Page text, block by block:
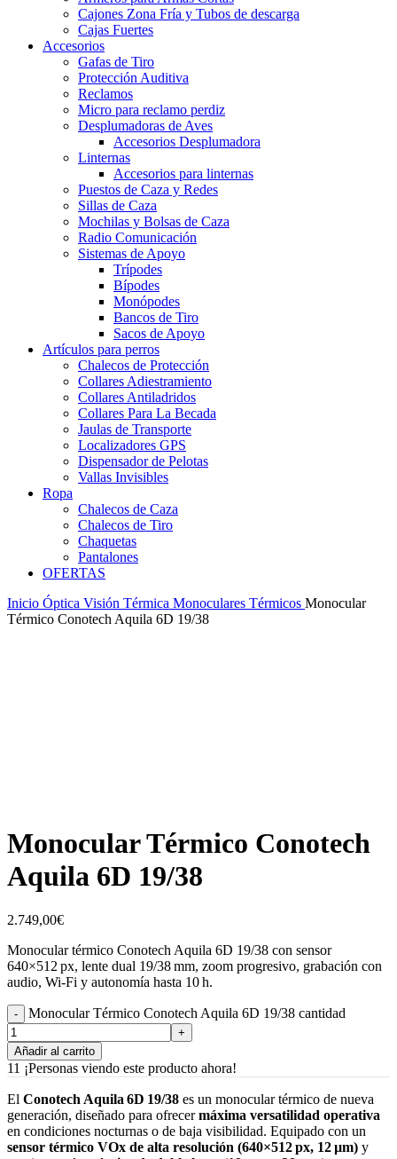
Cajones Zona Fría y Tubos de descarga
Cajas Fuertes
Accesorios
Gafas de Tiro
Protección Auditiva
Reclamos
Micro para reclamo perdiz
Desplumadoras de Aves
Accesorios Desplumadora
Linternas
Accesorios para linternas
Puestos de Caza y Redes
Sillas de Caza
Mochilas y Bolsas de Caza
Radio Comunicación
Sistemas de Apoyo
Trípodes
Bípodes
Monópodes
Bancos de Tiro
Sacos de Apoyo
Artículos para perros
Chalecos de Protección
Collares Adiestramiento
Collares Antiladridos
Collares Para La Becada
Jaulas de Transporte
Localizadores GPS
Dispensador de Pelotas
Vallas Invisibles
Ropa
Chalecos de Caza
Chalecos de Tiro
Chaquetas
Pantalones
OFERTAS
Inicio Óptica Visión Térmica Monoculares Térmicos Monocular
Térmico Conotech Aquila 6D 19/38
Monocular Térmico Conotech
Aquila 6D 19/38
2.749,00€
Monocular térmico Conotech Aquila 6D 19/38 con sensor
640×512 px, lente dual 19/38 mm, zoom progresivo, grabación con
audio, Wi‑Fi y autonomía hasta 10 h.
Monocular Térmico Conotech Aquila 6D 19/38 cantidad
Añadir al carrito
11 ¡Personas viendo este producto ahora!
El Conotech Aquila 6D 19/38 es un monocular térmico de nueva
generación, diseñado para ofrecermáxima versatilidad operativa
en condiciones nocturnas o de baja visibilidad. Equipado con un
sensor térmico VOx de alta resolución (640×512 px, 12 µm) y